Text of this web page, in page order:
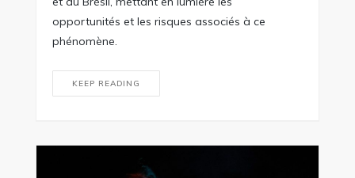
opportunités et les risques associés à ce
phénomène.
KEEP READING